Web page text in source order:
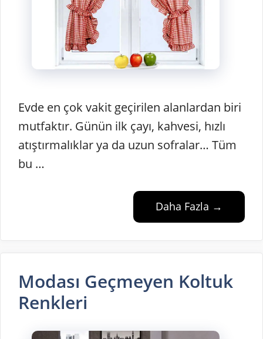
Evde en çok vakit geçirilen alanlardan biri
mutfaktır. Günün ilk çayı, kahvesi, hızlı
atıştırmalıklar ya da uzun sofralar… Tüm
bu …
Daha Fazla →
Modası Geçmeyen Koltuk
Renkleri